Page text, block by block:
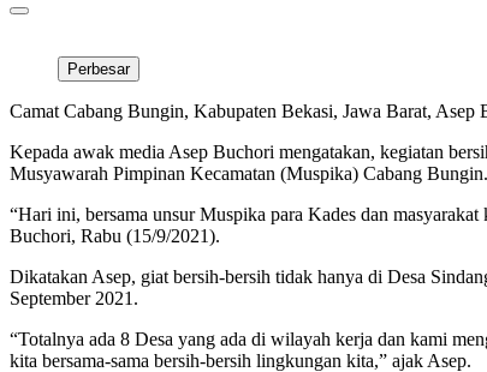
Perbesar
Camat Cabang Bungin, Kabupaten Bekasi, Jawa Barat,
Kepada awak media Asep Buchori mengatakan, kegiatan
Musyawarah Pimpinan Kecamatan (Muspika) Cabang Bungin.
“Hari ini, bersama unsur Muspika para Kades dan
Buchori, Rabu (15/9/2021).
Dikatakan Asep, giat bersih-bersih tidak hanya di Desa
September 2021.
“Totalnya ada 8 Desa yang ada di wilayah kerja dan kami
kita bersama-sama bersih-bersih lingkungan kita,” ajak Asep.